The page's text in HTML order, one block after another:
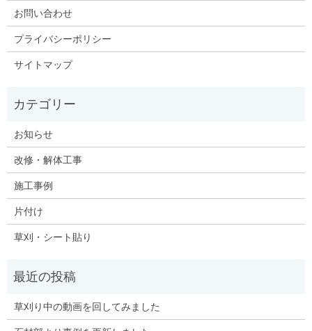
お問い合わせ
プライバシーポリシー
サイトマップ
お知らせ
改修・解体工事
施工事例
片付け
草刈・シート貼り
草刈り中の動画を回してみました